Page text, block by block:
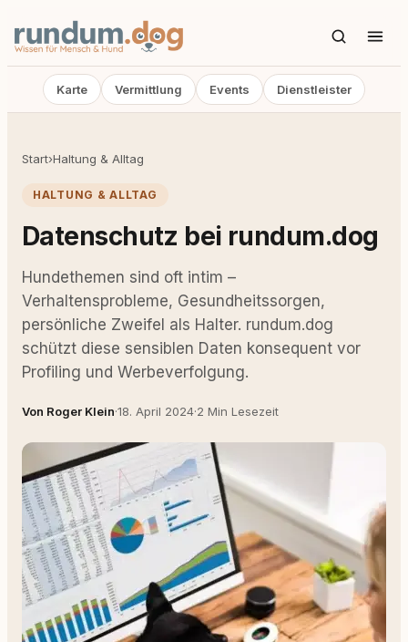
Karte Vermittlung Events Dienstleister
Start›Haltung & Alltag
HALTUNG & ALLTAG
Datenschutz bei rundum.dog
Hundethemen sind oft intim –
Verhaltensprobleme, Gesundheitssorgen,
persönliche Zweifel als Halter. rundum.dog
schützt diese sensiblen Daten konsequent vor
Profiling und Werbeverfolgung.
Von Roger Klein·18. April 2024·2 Min Lesezeit